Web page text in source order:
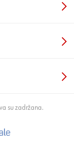
su zadržana.